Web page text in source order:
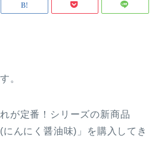
。
が定番！シリーズの新商品
にんにく醤油味)」を購入してき